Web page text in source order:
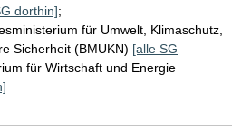
dorthin];
für Umwelt, Klimaschutz,
Sicherheit (BMUKN) [alle SG
für Wirtschaft und Energie